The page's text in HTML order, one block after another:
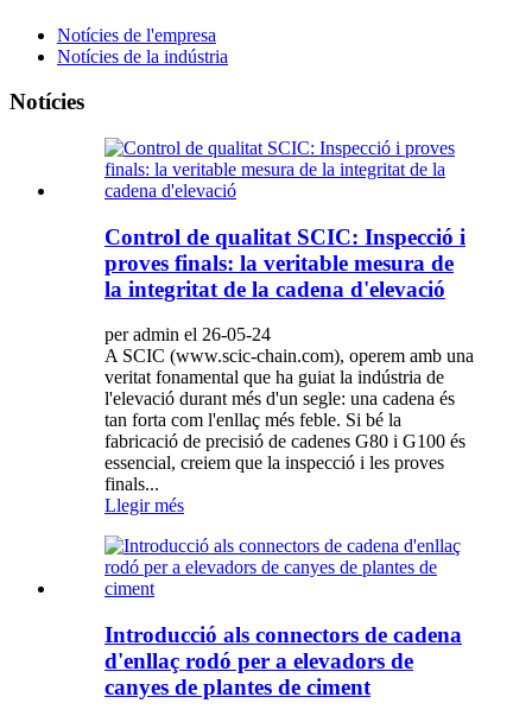
Notícies de l'empresa
Notícies de la indústria
Notícies
Control de qualitat SCIC: Inspecció i
proves finals: la veritable mesura de
la integritat de la cadena d'elevació
per admin el 26-05-24
A SCIC (www.scic-chain.com), operem amb una
veritat fonamental que ha guiat la indústria de
l'elevació durant més d'un segle: una cadena és
tan forta com l'enllaç més feble. Si bé la
fabricació de precisió de cadenes G80 i G100 és
essencial, creiem que la inspecció i les proves
finals...
Llegir més
Introducció als connectors de cadena
d'enllaç rodó per a elevadors de
canyes de plantes de ciment